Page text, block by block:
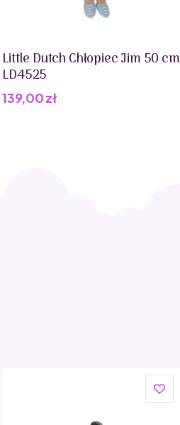
Little Dutch Chłopiec Jim 50 cm
LD4525
139,00zł